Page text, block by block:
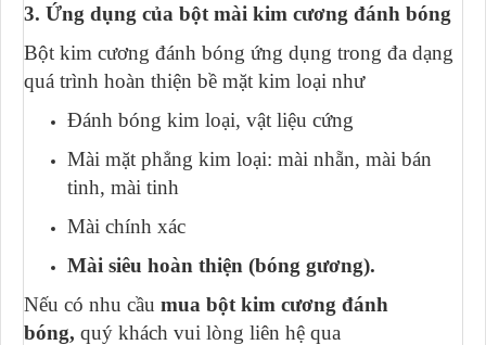
3. Ứng dụng của bột mài kim cương đánh bóng
Bột kim cương đánh bóng ứng dụng trong đa dạng
quá trình hoàn thiện bề mặt kim loại như
Đánh bóng kim loại, vật liệu cứng
Mài mặt phẳng kim loại: mài nhẵn, mài bán
tinh, mài tinh
Mài chính xác
Mài siêu hoàn thiện (bóng gương).
Nếu có nhu cầu mua bột kim cương đánh
bóng, quý khách vui lòng liên hệ qua